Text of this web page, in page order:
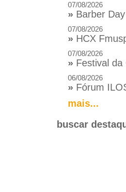
07/08/2026
» Barber
07/08/2026
» HCX
07/08/2026
» Festival da
06/08/2026
» Fórum
mais...
buscar